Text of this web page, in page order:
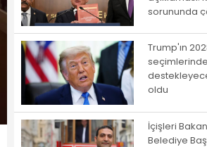
sorununda
geçmiyor!
Trump'ın
oldu
İçişleri
Belediye